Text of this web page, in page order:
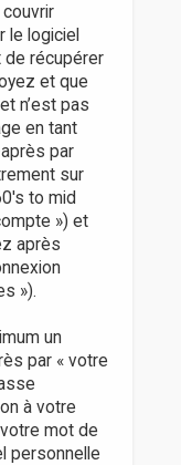
le logiciel
de récupérer
et que
n’est pas
en tant
par
sur
to mid
») et
après
»).
un
par « votre
à votre
mot de
personnelle